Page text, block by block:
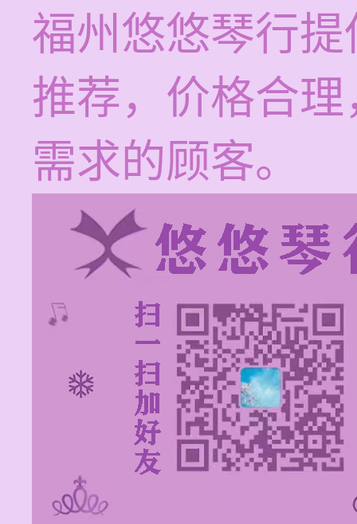
福州悠悠琴行
推荐，价格合
需求的顾客。